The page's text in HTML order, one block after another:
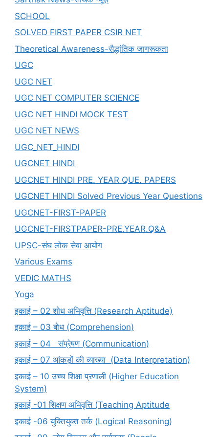
SCHOOL
SOLVED FIRST PAPER CSIR NET
Theoretical Awareness-सैद्धांतिक जागरूकता
UGC
UGC NET
UGC NET COMPUTER SCIENCE
UGC NET HINDI MOCK TEST
UGC NET NEWS
UGC_NET_HINDI
UGCNET HINDI
UGCNET HINDI PRE. YEAR QUE. PAPERS
UGCNET HINDI Solved Previous Year Questions
UGCNET-FIRST-PAPER
UGCNET-FIRSTPAPER-PRE.YEAR.Q&A
UPSC-संघ लोक सेवा आयोग
Various Exams
VEDIC MATHS
Yoga
इकाई – 02 शोध अभिवृत्ति (Research Aptitude)
इकाई – 03 बोध (Comprehension)
इकाई – 04 संप्रेषण (Communication)
इकाई – 07 आंकड़ों की व्याख्या (Data Interpretation)
इकाई – 10 उच्च शिक्षा प्रणाली (Higher Education
System)
इकाई -01 शिक्षण अभिवृत्ति (Teaching Aptitude
इकाई -06 युक्तियुक्त तर्क (Logical Reasoning)